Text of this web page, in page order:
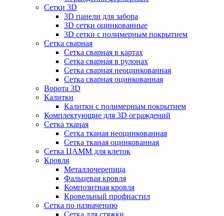
Сетки 3D
3D панели для забора
3D сетки оцинкованные
3D сетки с полимерным покрытием
Сетка сварная
Сетка сварная в картах
Сетка сварная в рулонах
Сетка сварная неоцинкованная
Сетка сварная оцинкованная
Ворота 3D
Калитки
Калитки с полимерным покрытием
Комплектующие для 3D ограждений
Сетка тканая
Сетка тканая неоцинкованная
Сетка тканая оцинкованная
Сетка ЦАММ для клеток
Кровля
Металлочерепица
Фальцевая кровля
Композитная кровля
Кровельный профнастил
Сетка по назначению
Сетка для стяжки